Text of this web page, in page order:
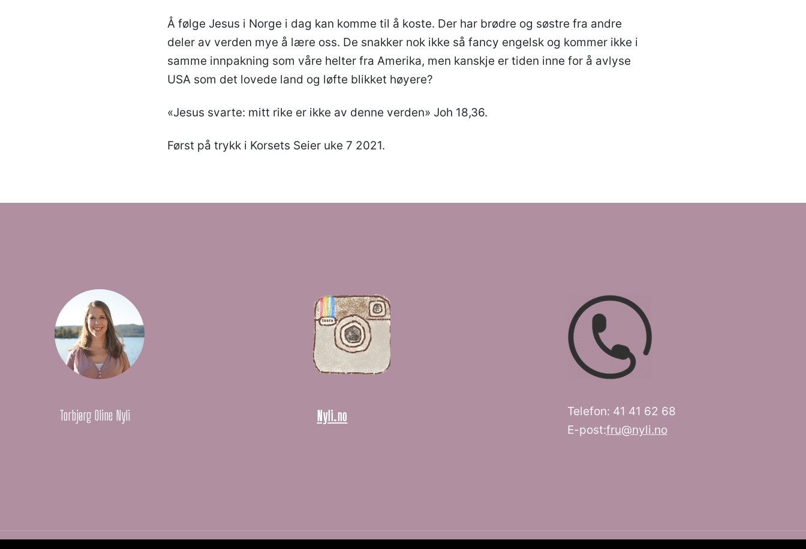
Å følge Jesus i Norge i dag kan komme til å koste. Der har brødre og søstre fra andre
deler av verden mye å lære oss. De snakker nok ikke så fancy engelsk og kommer ikke i
samme innpakning som våre helter fra Amerika, men kanskje er tiden inne for å avlyse
USA som det lovede land og løfte blikket høyere?
«Jesus svarte: mitt rike er ikke av denne verden» Joh 18,36.
Først på trykk i Korsets Seier uke 7 2021.
Torbjørg Oline Nyli Nyli.no
Telefon: 41 41 62 68
E-post:fru@nyli.no